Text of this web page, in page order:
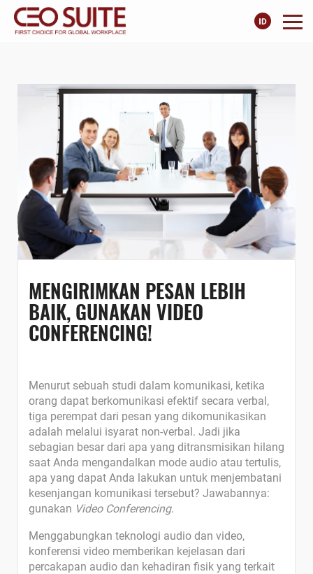
MENGIRIMKAN PESAN LEBIH
BAIK, GUNAKAN VIDEO
CONFERENCING!
Menurut sebuah studi dalam komunikasi, ketika
orang dapat berkomunikasi efektif secara verbal,
tiga perempat dari pesan yang dikomunikasikan
adalah melalui isyarat non-verbal. Jadi jika
sebagian besar dari apa yang ditransmisikan hilang
saat Anda mengandalkan mode audio atau tertulis,
apa yang dapat Anda lakukan untuk menjembatani
kesenjangan komunikasi tersebut? Jawabannya:
gunakan Video Conferencing.
Menggabungkan teknologi audio dan video,
konferensi video memberikan kejelasan dari
percakapan audio dan kehadiran fisik yang terkait